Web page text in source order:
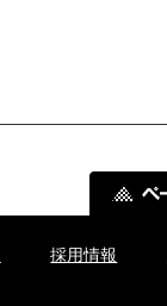
採用情報